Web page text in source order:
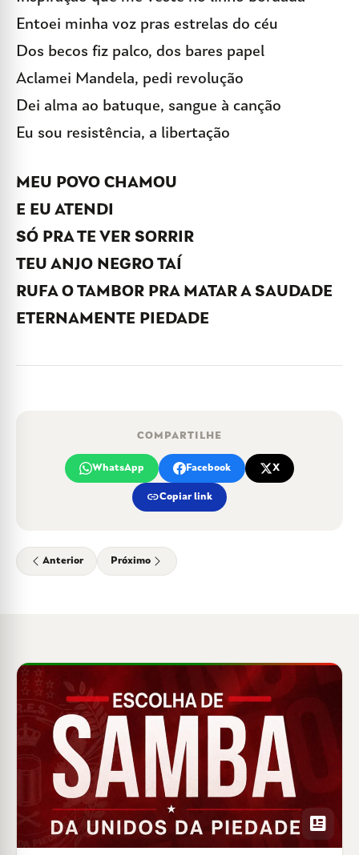
Entoei minha voz pras estrelas do céu
Dos becos fiz palco, dos bares papel
Aclamei Mandela, pedi revolução
Dei alma ao batuque, sangue à canção
Eu sou resistência, a libertação
MEU POVO CHAMOU
E EU ATENDI
SÓ PRA TE VER SORRIR
TEU ANJO NEGRO TAÍ
RUFA O TAMBOR PRA MATAR A SAUDADE
ETERNAMENTE PIEDADE
COMPARTILHE
WhatsApp Facebook X
linkCopiar link
Anterior Próximo
newsmode